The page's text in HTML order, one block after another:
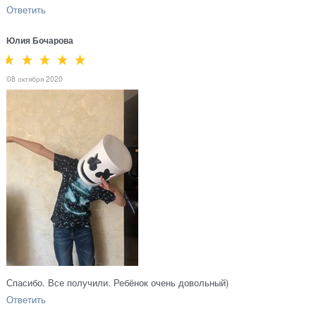
Ответить
Юлия Бочарова
08 октября 2020
Спасибо. Все получили. Ребёнок очень довольный)
Ответить